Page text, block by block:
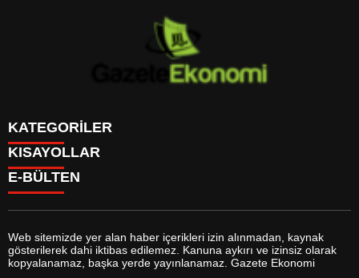
KATEGORİLER
GÜNDEM
DÜNYA
SİYASET
MAGAZİN
SAĞLIK
EĞİTİM
YAŞAM
KISAYOLLAR
BURÇLAR
FİKSTÜR
FİRMA EKLE
FİRMA REHBERİ
E-BÜLTEN
gazeteekonomi.com e-bültenine abone olarak, tarafınıza haber,
Web sitemizde yer alan haber içerikleri izin alınmadan, kaynak
gösterilerek dahi iktibas edilemez. Kanuna aykırı ve izinsiz olarak
kopyalanamaz, başka yerde yayınlanamaz. Gazete Ekonomi